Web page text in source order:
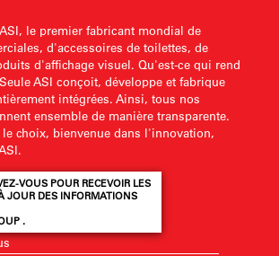
le premier fabricant mondial de
d'accessoires de toilettes, de
d'affichage visuel. Qu'est-ce qui rend
ASI conçoit, développe et fabrique
intégrées. Ainsi, tous nos
ensemble de manière transparente.
le choix, bienvenue dans l'innovation,
VOUS POUR RECEVOIR LES
JOUR DES INFORMATIONS
.